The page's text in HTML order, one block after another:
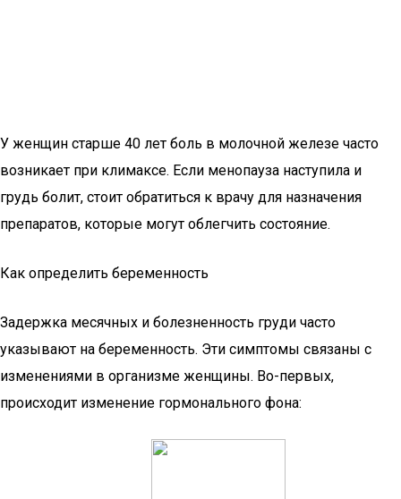
У женщин старше 40 лет боль в молочной железе часто
возникает при климаксе. Если менопауза наступила и
грудь болит, стоит обратиться к врачу для назначения
препаратов, которые могут облегчить состояние.
Как определить беременность
Задержка месячных и болезненность груди часто
указывают на беременность. Эти симптомы связаны с
изменениями в организме женщины. Во-первых,
происходит изменение гормонального фона: